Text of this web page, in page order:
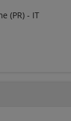
(PR) - IT